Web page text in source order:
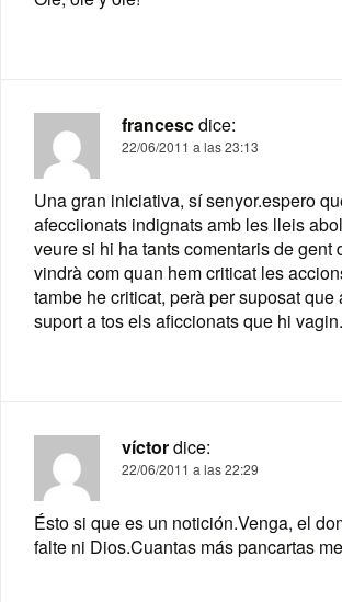
francescdice:
22/06/2011 a las 23:13
Una gran iniciativa, sí senyor.espero
afecciionats indignats amb les lleis
veure si hi ha tants comentaris de gent
vindrà com quan hem criticat les
tambe he criticat, perà per suposat que
suport a tos els aficcionats que hi
víctordice:
22/06/2011 a las 22:29
Ésto si que es un notición.Venga, el
falte ni Dios.Cuantas más pancartas